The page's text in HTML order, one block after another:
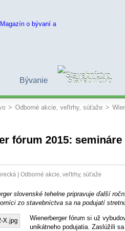
Bývanie Stavebníctvo
> Odborné akcie, veľtrhy, súťaže >
fórum 2015:
| Odborné akcie, veľtrhy, súťaže
slovenské tehelne pripravuje ďalší
zo stavebníctva sa na podujatí
Wienerberger fórum si už
unikátneho podujatia. Zaslúžili